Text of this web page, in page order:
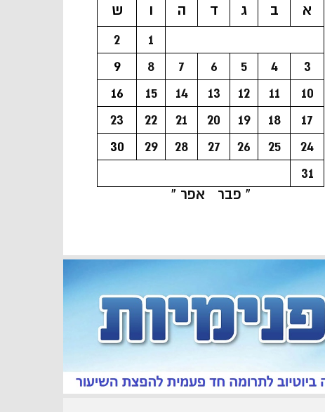
א
ב ג ד ה ו
ש
1
2
3
4
5
6
7
8
9
10
11
12
13
14
15
16
17
18
19
20
21
22
23
24
25
26
27
28
29
30
31
« פבר
אפר »